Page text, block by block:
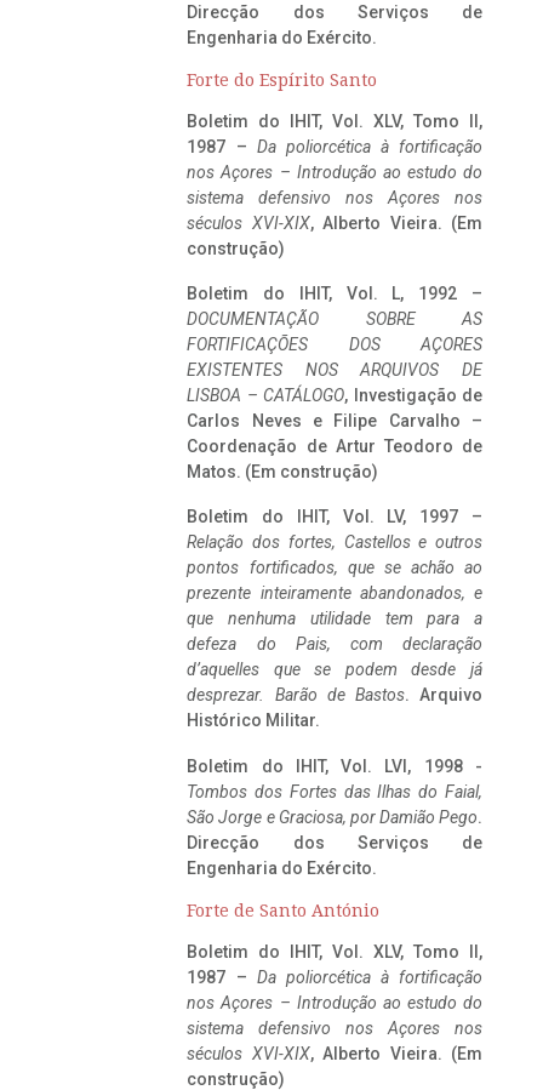
Direcção dos Serviços de
Engenharia do Exército.
Forte do Espírito Santo
Boletim do IHIT, Vol. XLV, Tomo II,
1987 – Da poliorcética à fortificação
nos Açores – Introdução ao estudo do
sistema defensivo nos Açores nos
séculos XVI-XIX, Alberto Vieira. (Em
construção)
Boletim do IHIT, Vol. L, 1992 –
DOCUMENTAÇÃO SOBRE AS
FORTIFICAÇÕES DOS AÇORES
EXISTENTES NOS ARQUIVOS DE
LISBOA – CATÁLOGO, Investigação de
Carlos Neves e Filipe Carvalho –
Coordenação de Artur Teodoro de
Matos. (Em construção)
Boletim do IHIT, Vol. LV, 1997 –
Relação dos fortes, Castellos e outros
pontos fortificados, que se achão ao
prezente inteiramente abandonados, e
que nenhuma utilidade tem para a
defeza do Pais, com declaração
d’aquelles que se podem desde já
desprezar. Barão de Bastos. Arquivo
Histórico Militar.
Boletim do IHIT, Vol. LVI, 1998 -
Tombos dos Fortes das Ilhas do Faial,
São Jorge e Graciosa, por Damião Pego.
Direcção dos Serviços de
Engenharia do Exército.
Forte de Santo António
Boletim do IHIT, Vol. XLV, Tomo II,
1987 – Da poliorcética à fortificação
nos Açores – Introdução ao estudo do
sistema defensivo nos Açores nos
séculos XVI-XIX, Alberto Vieira. (Em
construção)